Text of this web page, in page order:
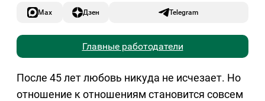
Max Дзен Telegram
Главные работодатели
После 45 лет любовь никуда не исчезает. Но
отношение к отношениям становится совсем